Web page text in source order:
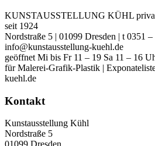
KUNSTAUSSTELLUNG KÜHL
seit 1924
Nordstraße 5 | 01099 Dresden | t 0351 –
info@kunstausstellung-kuehl.de
geöffnet Mi bis Fr 11 – 19 Sa 11 – 16
für Malerei-Grafik-Plastik |
kuehl.de
Kontakt
Kunstausstellung Kühl
Nordstraße 5